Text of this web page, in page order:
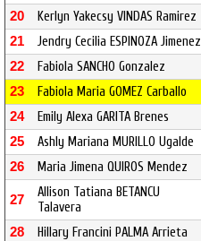
20 Kerlyn Yakecsy VINDAS Ramirez
21 Jendry Cecilia ESPINOZA Jimenez
22 Fabiola SANCHO Gonzalez
23 Fabiola Maria GOMEZ Carballo
24 Emily Alexa GARITA Brenes
25 Ashly Mariana MURILLO Ugalde
26 Maria Jimena QUIROS Mendez
27
Allison Tatiana BETANCU
Talavera
28 Hillary Francini PALMA Arrieta